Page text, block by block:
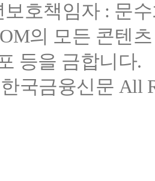
보호책임자 : 문
의 모든 콘텐
등을 금합니다.
국금융신문 All